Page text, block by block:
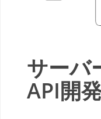
サーバ
API開